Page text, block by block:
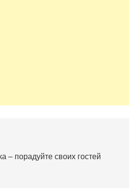
– порадуйте своих гостей